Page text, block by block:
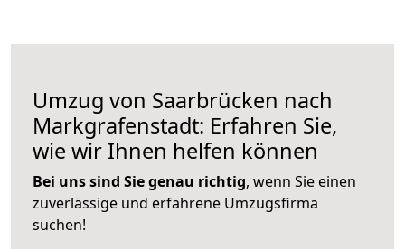
Umzug von Saarbrücken nach
Markgrafenstadt: Erfahren Sie,
wie wir Ihnen helfen können
Bei uns sind Sie genau richtig, wenn Sie einen
zuverlässige und erfahrene Umzugsfirma
suchen!